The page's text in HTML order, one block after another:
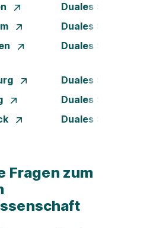
Duales Studium
Duales Studium
Duales Studium
Duales Studium
Duales Studium
Duales Studium
Fragen zum